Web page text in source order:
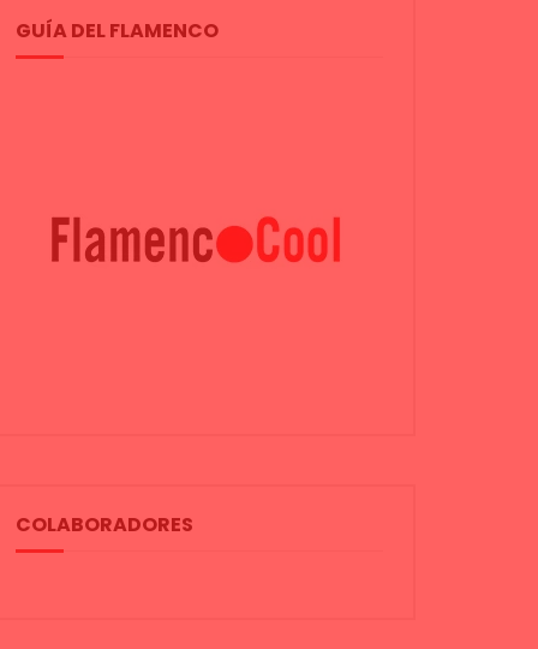
GUÍA DEL FLAMENCO
COLABORADORES